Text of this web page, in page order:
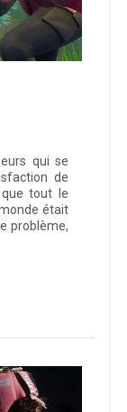
qui se
de
tout le
était
problème,